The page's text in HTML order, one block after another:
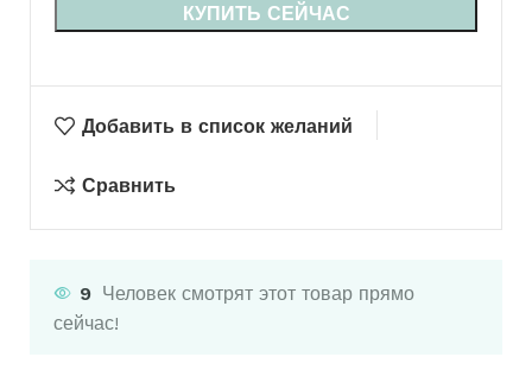
КУПИТЬ СЕЙЧАС
Добавить в список желаний
Сравнить
9 Человек смотрят этот товар прямо
сейчас!